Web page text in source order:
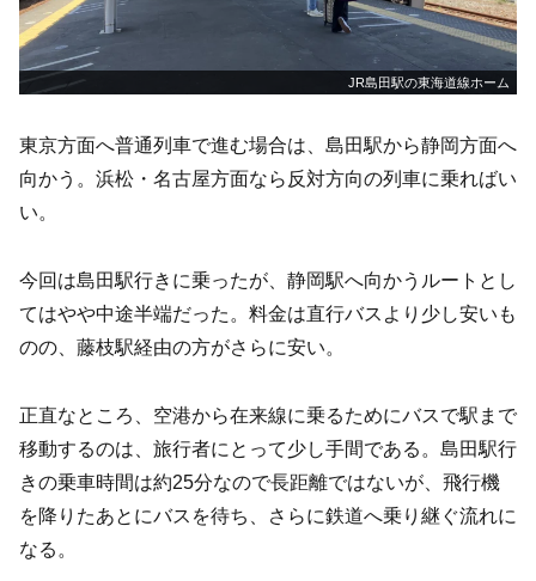
JR島田駅の東海道線ホーム
東京方面へ普通列車で進む場合は、島田駅から静岡方面へ
向かう。浜松・名古屋方面なら反対方向の列車に乗ればい
い。
今回は島田駅行きに乗ったが、静岡駅へ向かうルートとし
てはやや中途半端だった。料金は直行バスより少し安いも
のの、藤枝駅経由の方がさらに安い。
正直なところ、空港から在来線に乗るためにバスで駅まで
移動するのは、旅行者にとって少し手間である。島田駅行
きの乗車時間は約25分なので長距離ではないが、飛行機
を降りたあとにバスを待ち、さらに鉄道へ乗り継ぐ流れに
なる。